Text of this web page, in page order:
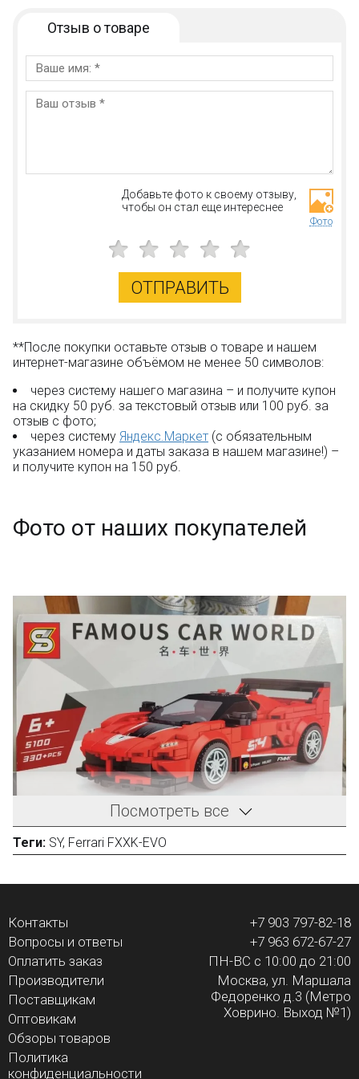
Отзыв о товаре
Добавьте фото к своему отзыву,
чтобы он стал еще интереснее
Фото
ОТПРАВИТЬ
**После покупки оставьте отзыв о товаре и нашем
интернет-магазине объёмом не менее 50 символов:
через систему нашего магазина – и получите купон
на скидку 50 руб. за текстовый отзыв или 100 руб. за
отзыв с фото;
через систему Яндекс.Маркет (с обязательным
указанием номера и даты заказа в нашем магазине!) –
и получите купон на 150 руб.
Фото от наших покупателей
ПЕРЕЙТИ В ФОТООБЗОР
Посмотреть все
Теги: SY, Ferrari FXXK-EVO
Контакты
Вопросы и ответы
Оплатить заказ
Производители
Поставщикам
Оптовикам
Обзоры товаров
Политика
конфиденциальности
+7 903 797-82-18
+7 963 672-67-27
ПН-ВС с 10:00 до 21:00
Москва, ул. Маршала
Федоренко д.3 (Метро
Ховрино. Выход №1)